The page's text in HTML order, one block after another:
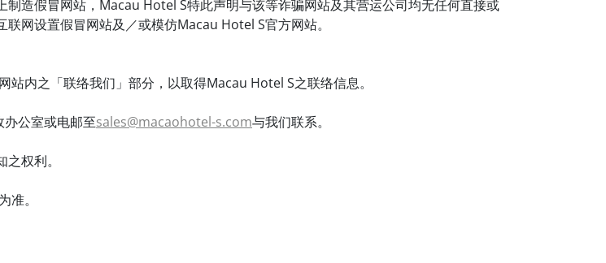
造假冒网站，Macau Hotel S特此声明与该等诈骗网站及其营运公司均无任何直接或
网设置假冒网站及／或模仿Macau Hotel S官方网站。
站内之「联络我们」部分，以取得Macau Hotel S之联络信息。
公室或电邮至sales@macaohotel-s.com与我们联系。
权利。
。